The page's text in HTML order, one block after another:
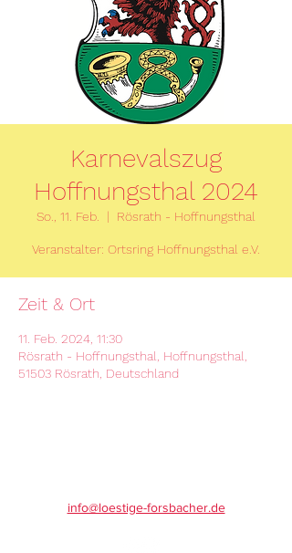
Karnevalszug
Hoffnungsthal 2024
So., 11. Feb.
  |
Rösrath - Hoffnungsthal
Veranstalter: Ortsring Hoffnungsthal e.V.
Zeit & Ort
11. Feb. 2024, 11:30
Rösrath - Hoffnungsthal, Hoffnungsthal,
51503 Rösrath, Deutschland
info@loestige-forsbacher.de